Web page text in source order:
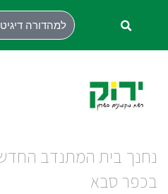
למהדורה
נחנך בית המתנדב
בכפר סבא